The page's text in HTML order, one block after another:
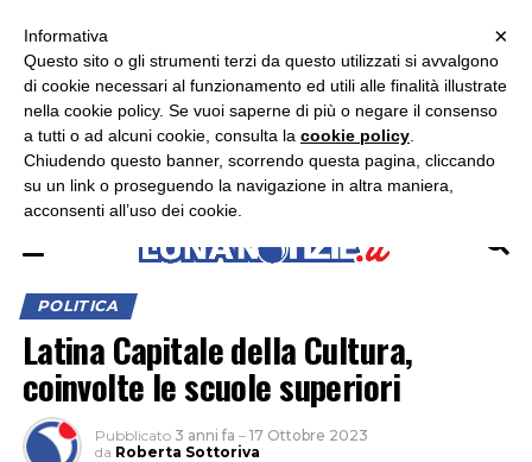
ASCOLTA RADIO LUNA
POLITICA
Latina Capitale della Cultura,
coinvolte le scuole superiori
Pubblicato 3 anni fa – 17 Ottobre 2023
da Roberta Sottoriva
×
×
Informativa
Questo sito o gli strumenti terzi da questo utilizzati si avvalgono
di cookie necessari al funzionamento ed utili alle finalità illustrate
nella cookie policy. Se vuoi saperne di più o negare il consenso
a tutti o ad alcuni cookie, consulta la cookie policy
Chiudendo questo banner, scorrendo questa pagina, cliccando
su un link o proseguendo la navigazione in altra maniera,
acconsenti all’uso dei cookie.